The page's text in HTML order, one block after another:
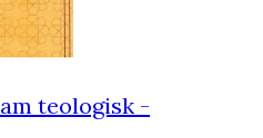
teologisk